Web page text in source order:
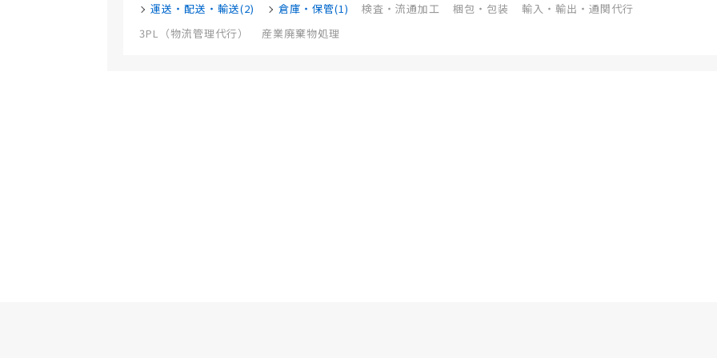
運送・配送・輸送(2) 倉庫・保管(1) 検査・流通加工 梱包・包装
輸入・輸出・通関代行
3PL（物流管理代行）
産業廃棄物処理